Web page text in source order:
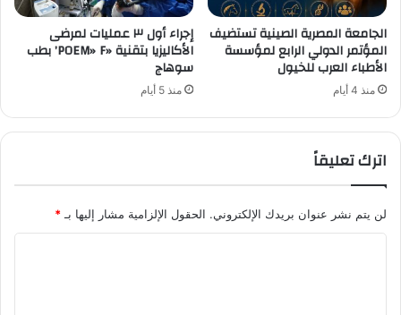
الجامعة المصرية الصينية تستضيف
المؤتمر الدولي الرابع لمؤسسة
الأطباء العرب للخيول
منذ 4 أيام
إجراء أول ٣ عمليات لمرضى
الأكاليزيا بتقنية «POEM» F’ بطب
سوهاج
منذ 5 أيام
اترك تعليقاً
لن يتم نشر عنوان بريدك الإلكتروني. الحقول الإلزامية مشار إليها بـ *